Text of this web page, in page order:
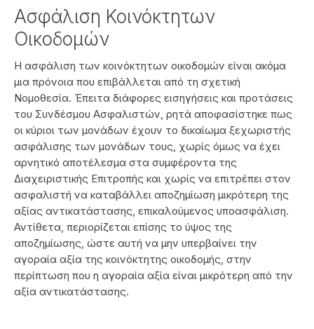
Ασφάλιση Κοινόκτητων
Οικοδομών
Η ασφάλιση των κοινόκτητων οικοδομών είναι ακόμα
μια πρόνοια που επιβάλλεται από τη σχετική
Νομοθεσία. Έπειτα διάφορες εισηγήσεις και προτάσεις
του Συνδέσμου Ασφαλιστών, ρητά αποφασίστηκε πως
οι κύριοι των μονάδων έχουν το δικαίωμα ξεχωριστής
ασφάλισης των μονάδων τους, χωρίς όμως να έχει
αρνητικό αποτέλεσμα στα συμφέροντα της
Διαχειριστικής Επιτροπής και χωρίς να επιτρέπει στον
ασφαλιστή να καταβάλλει αποζημίωση μικρότερη της
αξίας αντικατάστασης, επικαλούμενος υποασφάλιση.
Αντίθετα, περιορίζεται επίσης το ύψος της
αποζημίωσης, ώστε αυτή να μην υπερβαίνει την
αγοραία αξία της κοινόκτητης οικοδομής, στην
περίπτωση που η αγοραία αξία είναι μικρότερη από την
αξία αντικατάστασης.